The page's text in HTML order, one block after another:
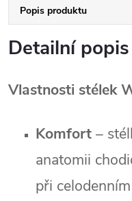
Popis produktu
Detailní
Vlastnosti stélek
Komfort –
anatomii
při